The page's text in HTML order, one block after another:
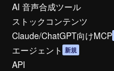
AI 音声合成ツール
ストックコンテンツ
Claude/ChatGPT向けMCP
エージェント 新規
API